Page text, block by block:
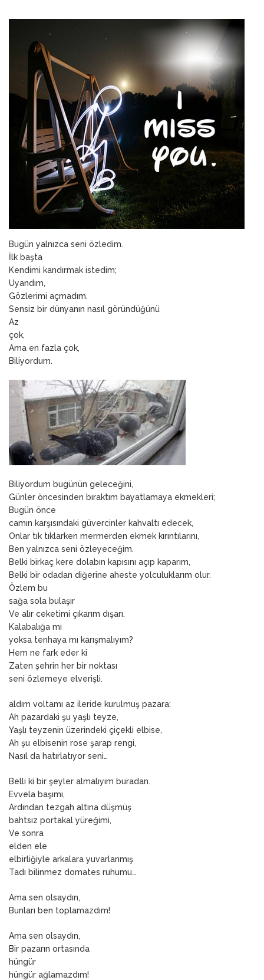
Bugün yalnızca seni özledim.
İlk başta
Kendimi kandırmak istedim;
Uyandım,
Gözlerimi açmadım.
Sensiz bir dünyanın nasıl göründüğünü
Az
çok,
Ama en fazla çok,
Biliyordum.
Biliyordum bugünün geleceğini,
Günler öncesinden bıraktım bayatlamaya ekmekleri;
Bugün önce
camın karşısındaki güvercinler kahvaltı edecek,
Onlar tık tıklarken mermerden ekmek kırıntılarını,
Ben yalnızca seni özleyeceğim.
Belki birkaç kere dolabın kapısını açıp kaparım,
Belki bir odadan diğerine aheste yolculuklarım olur.
Özlem bu
sağa sola bulaşır
Ve alır ceketimi çıkarım dışarı.
Kalabalığa mı
yoksa tenhaya mı karışmalıyım?
Hem ne fark eder ki
Zaten şehrin her bir noktası
seni özlemeye elverişli.
aldım voltamı az ileride kurulmuş pazara;
Ah pazardaki şu yaşlı teyze,
Yaşlı teyzenin üzerindeki çiçekli elbise,
Ah şu elbisenin rose şarap rengi,
Nasıl da hatırlatıyor seni…
Belli ki bir şeyler almalıyım buradan.
Evvela başımı,
Ardından tezgah altına düşmüş
bahtsız portakal yüreğimi,
Ve sonra
elden ele
elbirliğiyle arkalara yuvarlanmış
Tadı bilinmez domates ruhumu…
Ama sen olsaydın,
Bunları ben toplamazdım!
Ama sen olsaydın,
Bir pazarın ortasında
hüngür
hüngür ağlamazdım!